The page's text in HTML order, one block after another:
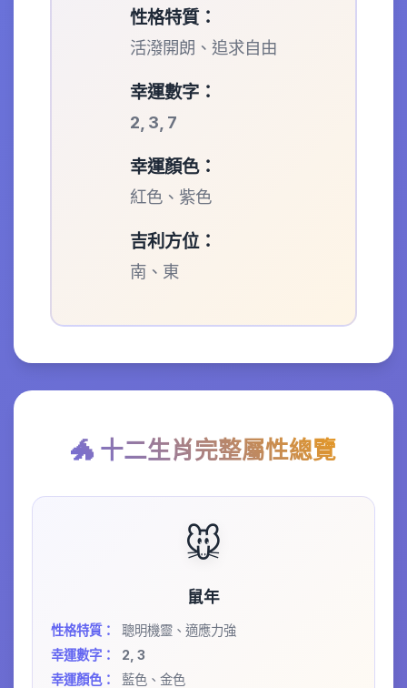
性格特質：
活潑開朗、追求自由
幸運數字：
2, 3, 7
幸運顏色：
紅色、紫色
吉利方位：
南、東
🐲 十二生肖完整屬性總覽
🐭
鼠年
性格特質：
聰明機靈、適應力強
幸運數字：
2, 3
幸運顏色：
藍色、金色